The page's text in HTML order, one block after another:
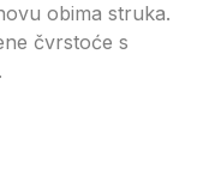
obima struka.
čvrstoće s